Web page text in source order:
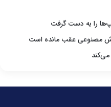
را به دست گرفت
مصنوعی عقب مانده است
می‌کند